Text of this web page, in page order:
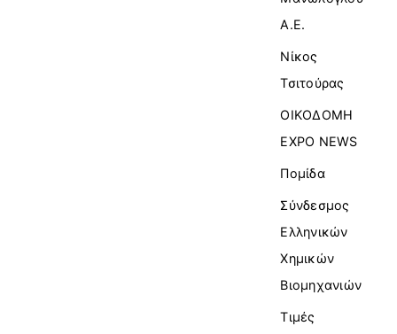
Α.Ε.
Νίκος
Τσιτούρας
ΟΙΚΟΔΟΜΗ
EXPO NEWS
Πομίδα
Σύνδεσμος
Ελληνικών
Χημικών
Βιομηχανιών
Τιμές